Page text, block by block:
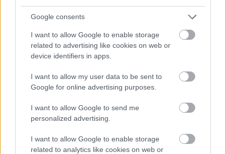
Google consents
I want to allow Google to enable storage
related to advertising like cookies on web or
device identifiers in apps.
I want to allow my user data to be sent to
Google for online advertising purposes.
I want to allow Google to send me
personalized advertising.
I want to allow Google to enable storage
related to analytics like cookies on web or
A BAROKK ÖSSZES ÁRNYALATA ÉS MÉG EGY SOR
KIVÁLÓ PROGRAM VÁR MINDENKIT EZEN A HÉTVÉGÉN
GYŐRBEN
Középpontban a hagyományőrzés, de lesz Pogány Induló és
Majka koncert, jóga szeánsz, “borhajózás” és egy csomó minden